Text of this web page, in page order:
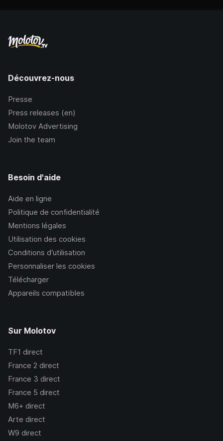
Découvrez-nous
Presse
Press releases (en)
Molotov Advertising
Join the team
Besoin d'aide
Aide en ligne
Politique de confidentialité
Mentions légales
Utilisation des cookies
Conditions d’utilisation
Personnaliser les cookies
Télécharger
Appareils compatibles
Sur Molotov
TF1 direct
France 2 direct
France 3 direct
France 5 direct
M6+ direct
Arte direct
W9 direct